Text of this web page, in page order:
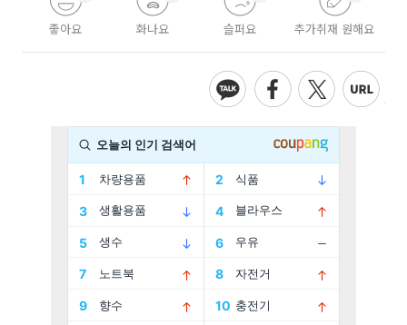
좋아요 화나요 슬퍼요 추가취재 원해요